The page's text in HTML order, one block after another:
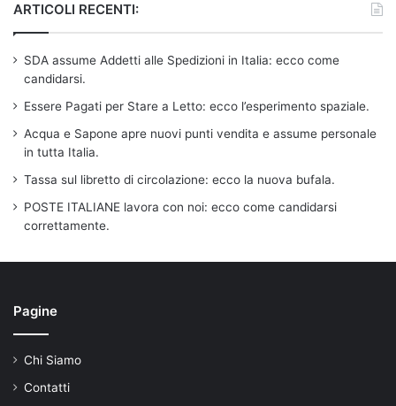
ARTICOLI RECENTI:
SDA assume Addetti alle Spedizioni in Italia: ecco come
candidarsi.
Essere Pagati per Stare a Letto: ecco l’esperimento spaziale.
Acqua e Sapone apre nuovi punti vendita e assume personale
in tutta Italia.
Tassa sul libretto di circolazione: ecco la nuova bufala.
POSTE ITALIANE lavora con noi: ecco come candidarsi
correttamente.
Pagine
Chi Siamo
Contatti